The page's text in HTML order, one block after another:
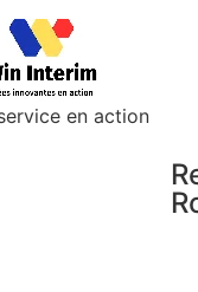
en action